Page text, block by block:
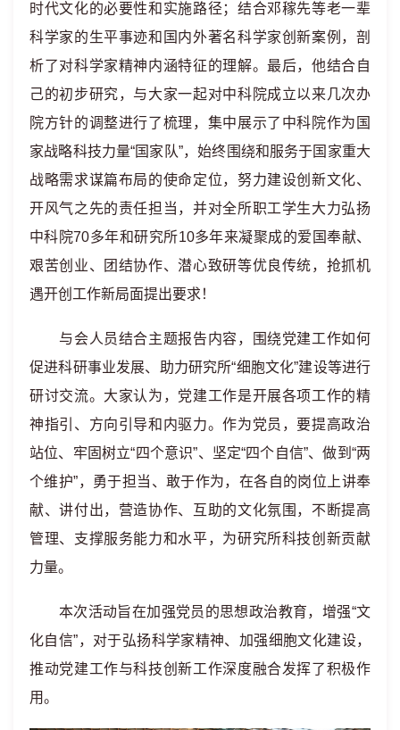
时代文化的必要性和实施路径；结合邓稼先等老一辈
科学家的生平事迹和国内外著名科学家创新案例，剖
析了对科学家精神内涵特征的理解。最后，他结合自
己的初步研究，与大家一起对中科院成立以来几次办
院方针的调整进行了梳理，集中展示了中科院作为国
家战略科技力量“国家队”，始终围绕和服务于国家重大
战略需求谋篇布局的使命定位，努力建设创新文化、
开风气之先的责任担当，并对全所职工学生大力弘扬
中科院70多年和研究所10多年来凝聚成的爱国奉献、
艰苦创业、团结协作、潜心致研等优良传统，抢抓机
遇开创工作新局面提出要求！
与会人员结合主题报告内容，围绕党建工作如何
促进科研事业发展、助力研究所“细胞文化”建设等进行
研讨交流。大家认为，党建工作是开展各项工作的精
神指引、方向引导和内驱力。作为党员，要提高政治
站位、牢固树立“四个意识”、坚定“四个自信”、做到“两
个维护”，勇于担当、敢于作为，在各自的岗位上讲奉
献、讲付出，营造协作、互助的文化氛围，不断提高
管理、支撑服务能力和水平，为研究所科技创新贡献
力量。
本次活动旨在加强党员的思想政治教育，增强“文
化自信”，对于弘扬科学家精神、加强细胞文化建设，
推动党建工作与科技创新工作深度融合发挥了积极作
用。